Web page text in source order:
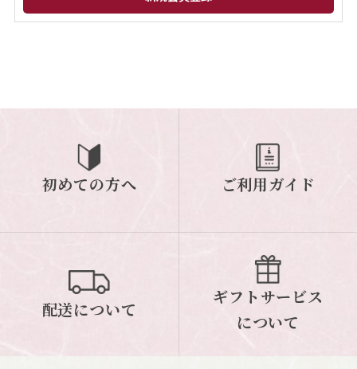
初めての方へ ご利用ガイド
配送について
ギフトサービス
について